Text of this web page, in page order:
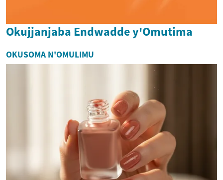
Okujjanjaba Endwadde y'Omutima
OKUSOMA N'OMULIMU